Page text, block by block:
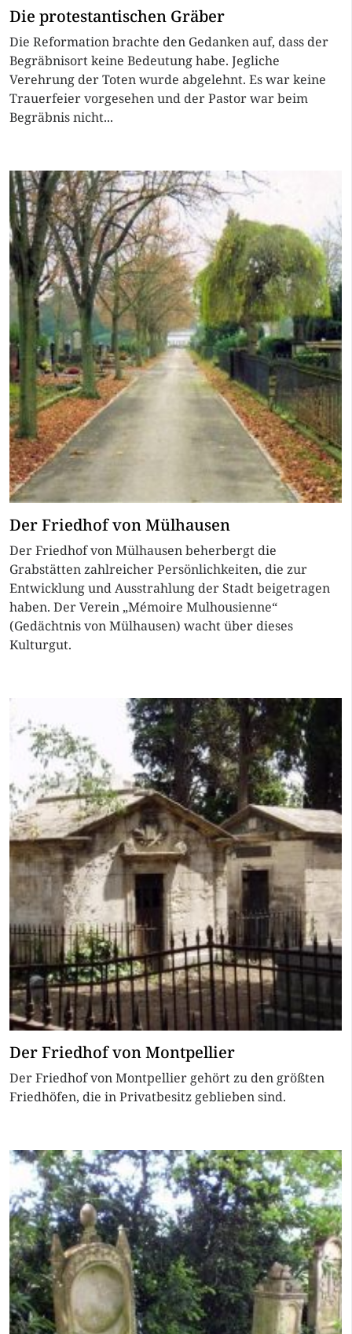
Die protestantischen Gräber
Die Reformation brachte den Gedanken auf, dass der
Begräbnisort keine Bedeutung habe. Jegliche
Verehrung der Toten wurde abgelehnt. Es war keine
Trauerfeier vorgesehen und der Pastor war beim
Begräbnis nicht...
Der Friedhof von Mülhausen
Der Friedhof von Mülhausen beherbergt die
Grabstätten zahlreicher Persönlichkeiten, die zur
Entwicklung und Ausstrahlung der Stadt beigetragen
haben. Der Verein „Mémoire Mulhousienne“
(Gedächtnis von Mülhausen) wacht über dieses
Kulturgut.
Der Friedhof von Montpellier
Der Friedhof von Montpellier gehört zu den größten
Friedhöfen, die in Privatbesitz geblieben sind.